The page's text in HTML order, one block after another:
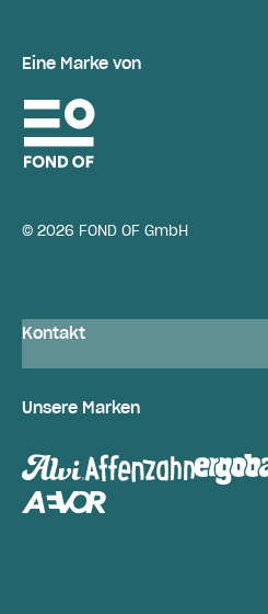
Eine Marke von
© 2026 FOND OF GmbH
Kontakt
Unsere Marken